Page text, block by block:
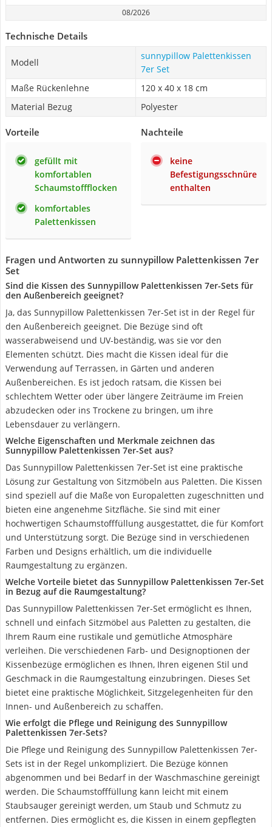
08/2026
Technische Details
Modell
sunnypillow Palettenkissen
7er Set
Maße Rückenlehne
120 x 40 x 18 cm
Material Bezug
Polyester
Vorteile
gefüllt mit
komfortablen
Schaumstoffflocken
komfortables
Palettenkissen
Nachteile
keine
Befestigungsschnüre
enthalten
Fragen und Antworten zu sunnypillow Palettenkissen 7er
Set
Sind die Kissen des Sunnypillow Palettenkissen 7er-Sets für
den Außenbereich geeignet?
Ja, das Sunnypillow Palettenkissen 7er-Set ist in der Regel für
den Außenbereich geeignet. Die Bezüge sind oft
wasserabweisend und UV-beständig, was sie vor den
Elementen schützt. Dies macht die Kissen ideal für die
Verwendung auf Terrassen, in Gärten und anderen
Außenbereichen. Es ist jedoch ratsam, die Kissen bei
schlechtem Wetter oder über längere Zeiträume im Freien
abzudecken oder ins Trockene zu bringen, um ihre
Lebensdauer zu verlängern.
Welche Eigenschaften und Merkmale zeichnen das
Sunnypillow Palettenkissen 7er-Set aus?
Das Sunnypillow Palettenkissen 7er-Set ist eine praktische
Lösung zur Gestaltung von Sitzmöbeln aus Paletten. Die Kissen
sind speziell auf die Maße von Europaletten zugeschnitten und
bieten eine angenehme Sitzfläche. Sie sind mit einer
hochwertigen Schaumstofffüllung ausgestattet, die für Komfort
und Unterstützung sorgt. Die Bezüge sind in verschiedenen
Farben und Designs erhältlich, um die individuelle
Raumgestaltung zu ergänzen.
Welche Vorteile bietet das Sunnypillow Palettenkissen 7er-Set
in Bezug auf die Raumgestaltung?
Das Sunnypillow Palettenkissen 7er-Set ermöglicht es Ihnen,
schnell und einfach Sitzmöbel aus Paletten zu gestalten, die
Ihrem Raum eine rustikale und gemütliche Atmosphäre
verleihen. Die verschiedenen Farb- und Designoptionen der
Kissenbezüge ermöglichen es Ihnen, Ihren eigenen Stil und
Geschmack in die Raumgestaltung einzubringen. Dieses Set
bietet eine praktische Möglichkeit, Sitzgelegenheiten für den
Innen- und Außenbereich zu schaffen.
Wie erfolgt die Pflege und Reinigung des Sunnypillow
Palettenkissen 7er-Sets?
Die Pflege und Reinigung des Sunnypillow Palettenkissen 7er-
Sets ist in der Regel unkompliziert. Die Bezüge können
abgenommen und bei Bedarf in der Waschmaschine gereinigt
werden. Die Schaumstofffüllung kann leicht mit einem
Staubsauger gereinigt werden, um Staub und Schmutz zu
entfernen. Dies ermöglicht es, die Kissen in einem gepflegten